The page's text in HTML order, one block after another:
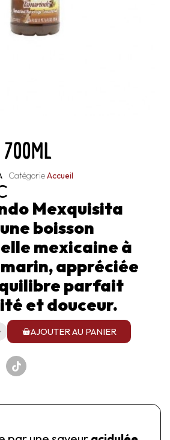
700ML
CatégorieAccueil
Mexquisita
boisson
mexicaine à
appréciée
parfait
et douceur.
AJOUTER AU PANIER